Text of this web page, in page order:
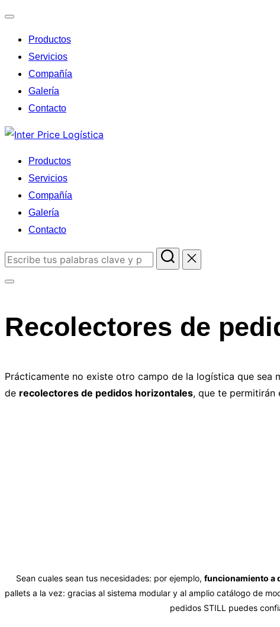
navegación
Productos
Servicios
Compañía
Galería
Contacto
Saltar
contenido
Productos
Servicios
Compañía
Galería
Contacto
Buscar:
barra
lateral
la
navegación
Recolectores de
Prácticamente no existe otro campo de la logística que sea
de recolectores de pedidos horizontales, que te permitirán
Sean cuales sean tus necesidades: por ejemplo, funcionamiento a
pallets a la vez: gracias al sistema modular y al amplio catálogo de
pedidos STILL puedes